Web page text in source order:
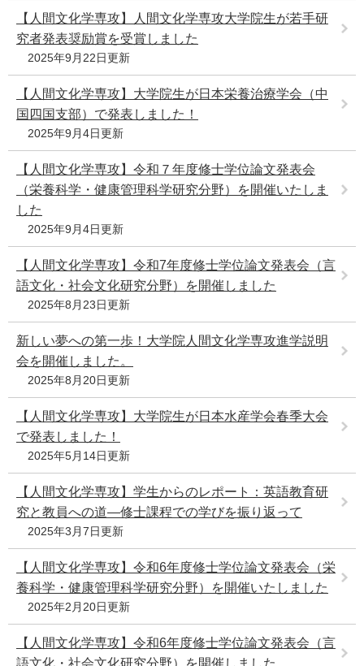
【人間文化学専攻】人間文化学専攻大学院生が若手研
究者発表奨励賞を受賞しました
2025年9月22日更新
【人間文化学専攻】大学院生が日本栄養治療学会（中
国四国支部）で発表しました！
2025年9月4日更新
【人間文化学専攻】令和７年度修士学位論文発表会
（栄養科学・健康管理科学研究分野）を開催いたしま
した
2025年9月4日更新
【人間文化学専攻】令和7年度修士学位論文発表会（言
語文化・社会文化研究分野）を開催しました
2025年8月23日更新
新しい夢への第一歩！大学院人間文化学専攻進学説明
会を開催しました。
2025年8月20日更新
【人間文化学専攻】大学院生が日本水産学会春季大会
で発表しました！
2025年5月14日更新
【人間文化学専攻】学生からのレポート：英語教育研
究と教員への道—修士課程での学びを振り返って
2025年3月7日更新
【人間文化学専攻】令和6年度修士学位論文発表会（栄
養科学・健康管理科学研究分野）を開催いたしました
2025年2月20日更新
【人間文化学専攻】令和6年度修士学位論文発表会（言